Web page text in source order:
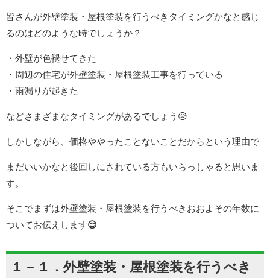
皆さんが外壁塗装・屋根塗装を行うべきタイミングかなと感じ
るのはどのような時でしょうか？
・外壁が色褪せてきた
・周辺の住宅が外壁塗装・屋根塗装工事を行っている
・雨漏りが起きた
などさまざまなタイミングがあるでしょう😥
しかしながら、価格ややったことないことだからという理由で
まだいいかなと後回しにされている方もいらっしゃると思いま
す。
そこでまずは外壁塗装・屋根塗装を行うべきおおよその年数に
ついてお伝えします😌
１－１．外壁塗装・屋根塗装を行うべき